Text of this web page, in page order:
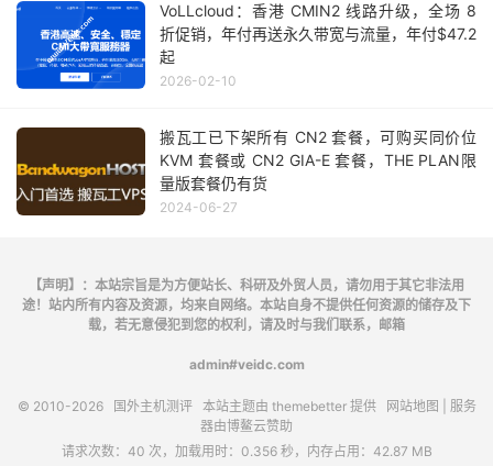
VoLLcloud：香港 CMIN2 线路升级，全场 8
折促销，年付再送永久带宽与流量，年付$47.2
起
2026-02-10
搬瓦工已下架所有 CN2 套餐，可购买同价位
KVM 套餐或 CN2 GIA-E 套餐，THE PLAN限
量版套餐仍有货
2024-06-27
【声明】：本站宗旨是为方便站长、科研及外贸人员，请勿用于其它非法用
途！站内所有内容及资源，均来自网络。本站自身不提供任何资源的储存及下
载，若无意侵犯到您的权利，请及时与我们联系，邮箱
admin#veidc.com
© 2010-2026 国外主机测评本站主题由 themebetter提供 网站地图 | 服务
器由博鳌云赞助
请求次数：40 次，加载用时：0.356 秒，内存占用：42.87 MB